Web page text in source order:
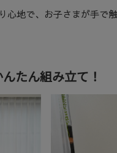
心地で、お子さまが手で
たん組み立て！